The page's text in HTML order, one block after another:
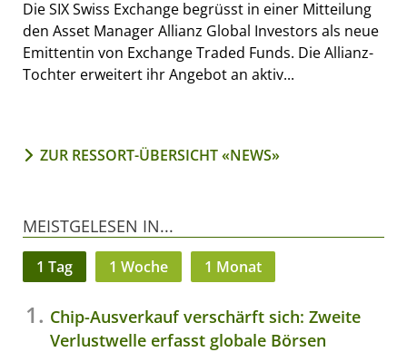
Die SIX Swiss Exchange begrüsst in einer Mitteilung
den Asset Manager Allianz Global Investors als neue
Emittentin von Exchange Traded Funds. Die Allianz-
Tochter erweitert ihr Angebot an aktiv...
ZUR RESSORT-ÜBERSICHT «NEWS»
MEISTGELESEN IN...
1 Tag 1 Woche 1 Monat
Chip-Ausverkauf verschärft sich: Zweite
Verlustwelle erfasst globale Börsen